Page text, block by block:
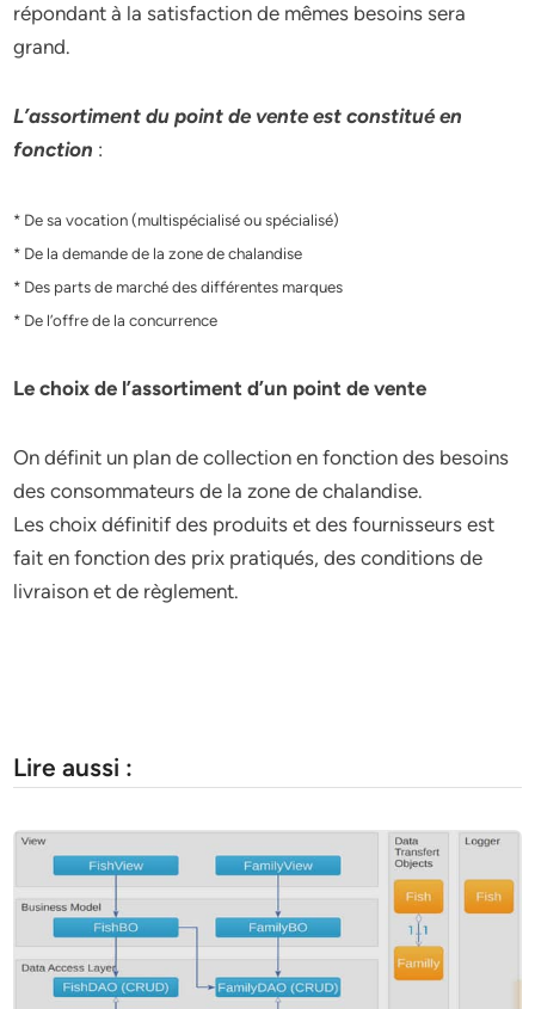
répondant à la satisfaction de mêmes besoins sera
grand.
L’assortiment du point de vente est constitué en
fonction :
* De sa vocation (multispécialisé ou spécialisé)
* De la demande de la zone de chalandise
* Des parts de marché des différentes marques
* De l’offre de la concurrence
Le choix de l’assortiment d’un point de vente
On définit un plan de collection en fonction des besoins
des consommateurs de la zone de chalandise.
Les choix définitif des produits et des fournisseurs est
fait en fonction des prix pratiqués, des conditions de
livraison et de règlement.
Lire aussi :